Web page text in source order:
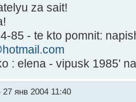
za sait!
85 - te kto pomnit:
: elena - vipusk 1985'
27 янв 2004 11:40